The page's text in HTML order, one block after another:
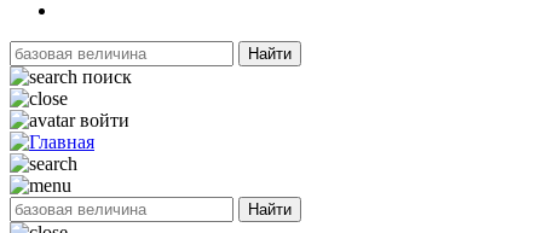
Найти
поиск
войти
Найти